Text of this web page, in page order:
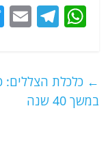
W
s
A
T
g
ra
l ← כלכלת הצללים:
במשך 40 שנה